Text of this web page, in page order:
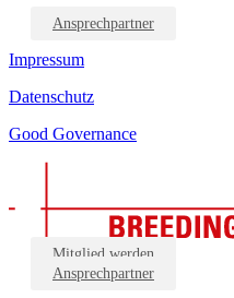
Ansprechpartner
Impressum
Datenschutz
Good Governance
Mitglied werden
Ansprechpartner